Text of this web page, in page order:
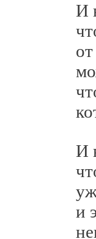
И
что
от
что
И
что
и